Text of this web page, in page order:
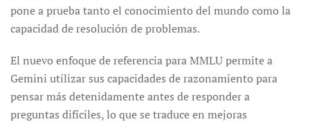
pone a prueba tanto el conocimiento del mundo como la
capacidad de resolución de problemas.
El nuevo enfoque de referencia para MMLU permite a
Gemini utilizar sus capacidades de razonamiento para
pensar más detenidamente antes de responder a
preguntas difíciles, lo que se traduce en mejoras